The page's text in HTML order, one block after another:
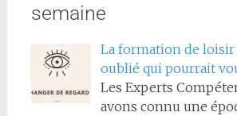
semaine
La formation de loisir
oublié qui pourrait
Les Experts
avons connu une